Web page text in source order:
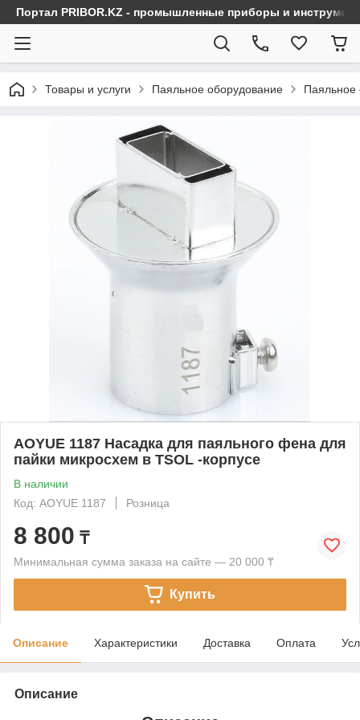
Портал PRIBOR.KZ - промышленные приборы и
Товары и услуги Паяльное оборудование Паяльное
AOYUE 1187 Насадка для паяльного фена для
пайки микросхем в TSOL -корпусе
В наличии
Код: AOYUE 1187
Розница
8 800 ₸
Минимальная сумма заказа на сайте — 20 000 ₸
Купить
Описание Характеристики Доставка Оплата
Описание